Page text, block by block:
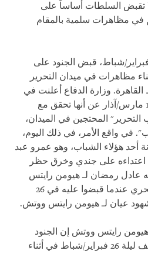
تقبض السلطات أساساً على
مظاهرات سلمية بالمقام
قضية حديثة، بتاريخ 26 فبراير/شباط، قبض الجنود على
مظاهرات في ميدان التحرير
وزارة الدفاع أعلنت في
بيان صحفي أصدرته بتاريخ 1 مارس/آذار عن أنها تحقق مع
المحتجين في الميدان،
في واقع الأمر، في ذلك اليوم،
أحد هؤلاء الشباب، وهو عمرو عبد
عاماً، بتهمة اعتداءه على جندي وخرق حظر
عادل رمضان لـ هيومن رايتس
ووتش. أساء الجنود بدنياً للبحري عندما قبضوا عليه في 26
عيان لـ هيومن رايتس ووتش.
رايتس ووتش إن الجنود
قبضوا على عمرو بعد منتصف ليلة 26 فبراير/شباط في أثناء